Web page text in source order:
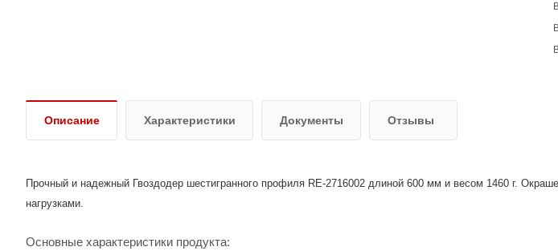
Описание Характеристики Документы Отзывы
Прочный и надежный Гвоздодер шестигранного профиля RE-2716002 длиной 600 мм и весом 1460 г.
нагрузками.
Основные характеристики продукта: